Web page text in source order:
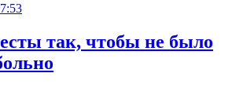
так, чтобы не было